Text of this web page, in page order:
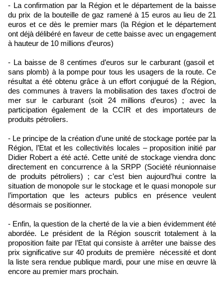
- La confirmation par la Région et le département de la baisse
du prix de la bouteille de gaz ramené à 15 euros au lieu de 21
euros et ce dès le premier mars (la Région et le département
ont déjà délibéré en faveur de cette baisse avec un engagement
à hauteur de 10 millions d’euros)
- La baisse de 8 centimes d’euros sur le carburant (gasoil et
sans plomb) à la pompe pour tous les usagers de la route. Ce
résultat a été obtenu grâce à un effort conjugué de la Région,
des communes à travers la mobilisation des taxes d’octroi de
mer sur le carburant (soit 24 millions d’euros) ; avec la
participation également de la CCIR et des importateurs de
produits pétroliers.
- Le principe de la création d’une unité de stockage portée par la
Région, l’Etat et les collectivités locales – proposition initié par
Didier Robert a été acté. Cette unité de stockage viendra donc
directement en concurrence à la SRPP (Société réunionnaise
de produits pétroliers) ; car c’est bien aujourd’hui contre la
situation de monopole sur le stockage et le quasi monopole sur
l’importation que les acteurs publics en présence veulent
désormais se positionner.
- Enfin, la question de la cherté de la vie a bien évidemment été
abordée. Le président de la Région souscrit totalement à la
proposition faite par l’Etat qui consiste à arrêter une baisse des
prix significative sur 40 produits de première nécessité et dont
la liste sera rendue publique mardi, pour une mise en œuvre là
encore au premier mars prochain.